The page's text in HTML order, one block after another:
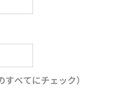
べてにチェック）